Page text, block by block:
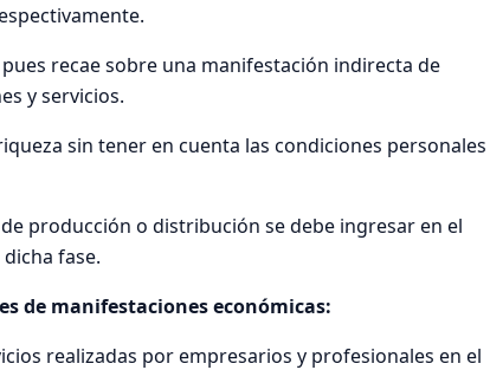
recae sobre una manifestación indirecta de
y servicios.
sin tener en cuenta las condiciones personales
producción o distribución se debe ingresar en el
fase.
de manifestaciones económicas:
realizadas por empresarios y profesionales en el